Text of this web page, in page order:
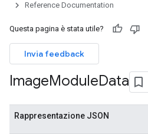
Reference Documentation
Questa pagina è stata utile?
Invia feedback
ImageModuleData
Rappresentazione JSON